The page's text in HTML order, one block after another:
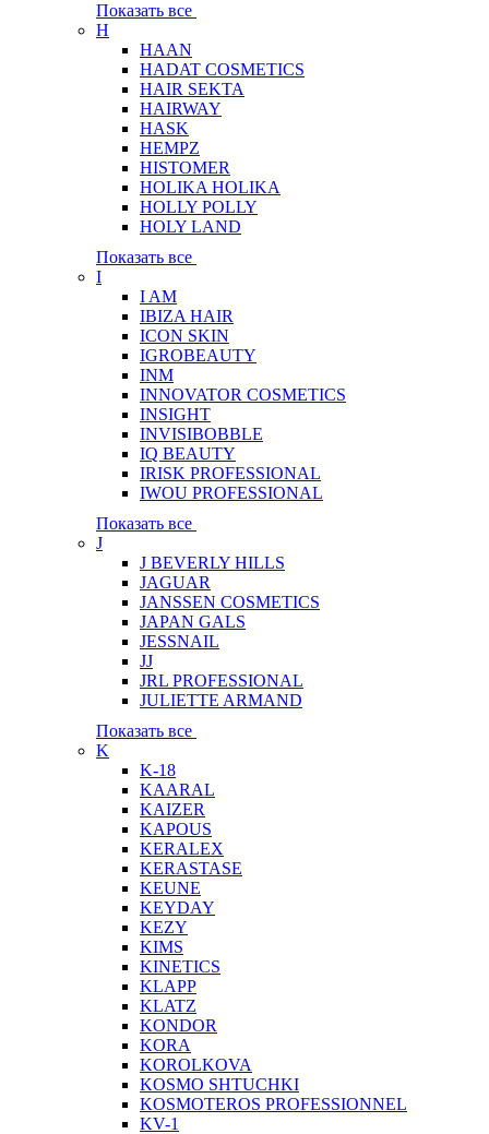
Показать все
H
HAAN
HADAT COSMETICS
HAIR SEKTA
HAIRWAY
HASK
HEMPZ
HISTOMER
HOLIKA HOLIKA
HOLLY POLLY
HOLY LAND
Показать все
I
I AM
IBIZA HAIR
ICON SKIN
IGROBEAUTY
INM
INNOVATOR COSMETICS
INSIGHT
INVISIBOBBLE
IQ BEAUTY
IRISK PROFESSIONAL
IWOU PROFESSIONAL
Показать все
J
J BEVERLY HILLS
JAGUAR
JANSSEN COSMETICS
JAPAN GALS
JESSNAIL
JJ
JRL PROFESSIONAL
JULIETTE ARMAND
Показать все
K
K-18
KAARAL
KAIZER
KAPOUS
KERALEX
KERASTASE
KEUNE
KEYDAY
KEZY
KIMS
KINETICS
KLAPP
KLATZ
KONDOR
KORA
KOROLKOVA
KOSMO SHTUCHKI
KOSMOTEROS PROFESSIONNEL
KV-1